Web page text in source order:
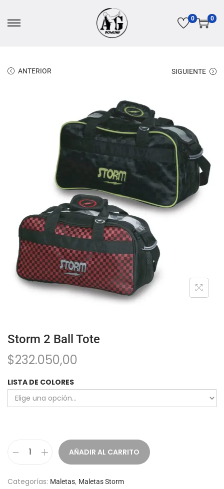
0 0
ANTERIOR SIGUIENTE
Storm 2 Ball Tote
$232.050,00
LISTA DE COLORES
AÑADIR AL CARRITO
Categorías: Maletas, Maletas Storm